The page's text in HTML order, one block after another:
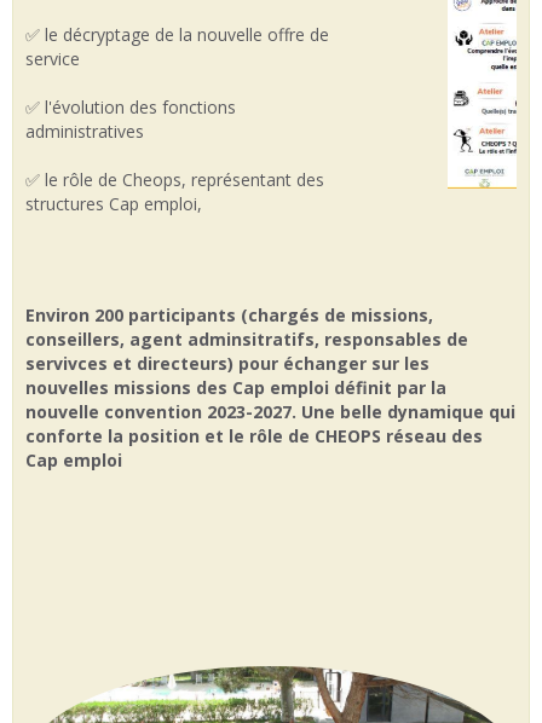
✅ le décryptage de la nouvelle offre de
service
✅ l'évolution des fonctions
administratives
✅ le rôle de Cheops, représentant des
structures Cap emploi,
Environ 200 participants (chargés de missions,
conseillers, agent adminsitratifs, responsables de
servivces et directeurs) pour échanger sur les
nouvelles missions des Cap emploi définit par la
nouvelle convention 2023-2027. Une belle dynamique qui
conforte la position et le rôle de CHEOPS réseau des
Cap emploi